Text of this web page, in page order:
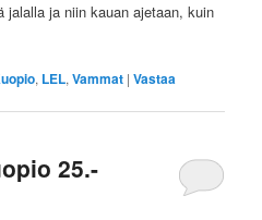
ja niin kauan ajetaan, kuin
, LEL,Vammat |Vastaa
25.-